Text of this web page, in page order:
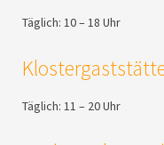
Täglich: 10 – 18 Uhr
Täglich: 11 – 20 Uhr